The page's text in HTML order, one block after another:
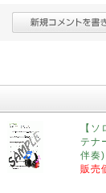
【
テナ
伴奏)
販売